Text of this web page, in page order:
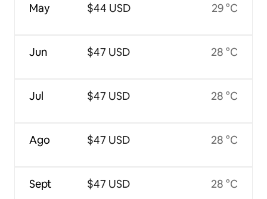
May
Jun
Jul
Ago
Sept
$44 USD
$47 USD
$47 USD
$47 USD
$47 USD
29 °C
28 °C
28 °C
28 °C
28 °C